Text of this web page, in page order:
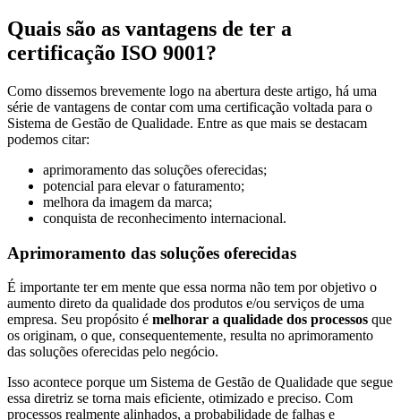
Quais são as vantagens de ter a
certificação ISO 9001?
Como dissemos brevemente logo na abertura deste artigo, há uma
série de vantagens de contar com uma certificação voltada para o
Sistema de Gestão de Qualidade. Entre as que mais se destacam
podemos citar:
aprimoramento das soluções oferecidas;
potencial para elevar o faturamento;
melhora da imagem da marca;
conquista de reconhecimento internacional.
Aprimoramento das soluções oferecidas
É importante ter em mente que essa norma não tem por objetivo o
aumento direto da qualidade dos produtos e/ou serviços de uma
empresa. Seu propósito é melhorar a qualidade dos processos que
os originam, o que, consequentemente, resulta no aprimoramento
das soluções oferecidas pelo negócio.
Isso acontece porque um Sistema de Gestão de Qualidade que segue
essa diretriz se torna mais eficiente, otimizado e preciso. Com
processos realmente alinhados, a probabilidade de falhas e